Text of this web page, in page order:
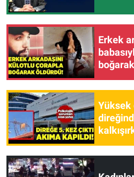
Erkek
Yüksek